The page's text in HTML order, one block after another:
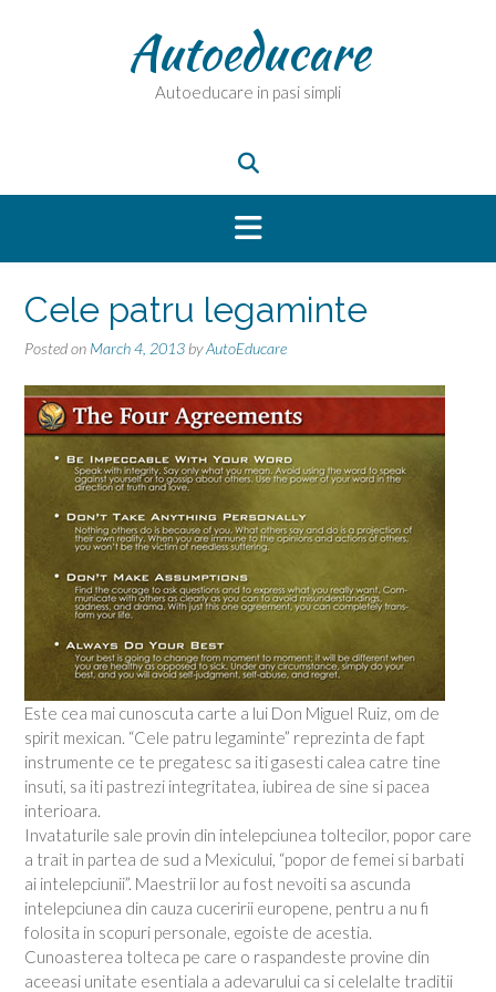
Autoeducare
Autoeducare in pasi simpli
Cele patru legaminte
Posted on March 4, 2013 byAutoEducare
Este cea mai cunoscuta carte a lui Don Miguel Ruiz, om de
spirit mexican. “Cele patru legaminte” reprezinta de fapt
instrumente ce te pregatesc sa iti gasesti calea catre tine
insuti, sa iti pastrezi integritatea, iubirea de sine si pacea
interioara.
Invataturile sale provin din intelepciunea toltecilor, popor care
a trait in partea de sud a Mexicului, “popor de femei si barbati
ai intelepciunii”. Maestrii lor au fost nevoiti sa ascunda
intelepciunea din cauza cuceririi europene, pentru a nu fi
folosita in scopuri personale, egoiste de acestia.
Cunoasterea tolteca pe care o raspandeste provine din
aceeasi unitate esentiala a adevarului ca si celelalte traditii